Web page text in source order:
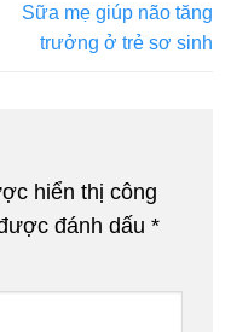
Sữa mẹ giúp não tăng
trưởng ở trẻ sơ sinh
hiển thị công
đánh dấu *